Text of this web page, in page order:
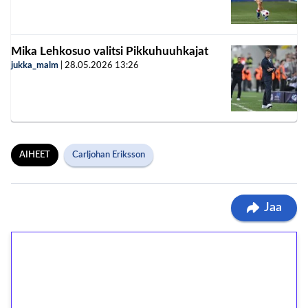
Mika Lehkosuo valitsi Pikkuhuuhkajat
jukka_malm 28.05.2026 13:26
AIHEET Carljohan Eriksson
Jaa